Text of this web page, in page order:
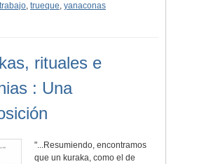
trabajo, trueque, yanaconas
rituales e
: Una
"...Resumiendo, encontramos
que un kuraka, como el de